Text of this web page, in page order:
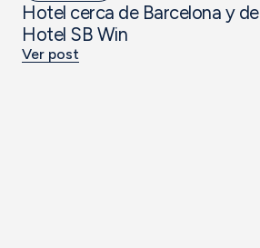
Hotel cerca de Barcelona y
Hotel SB Win
Ver post